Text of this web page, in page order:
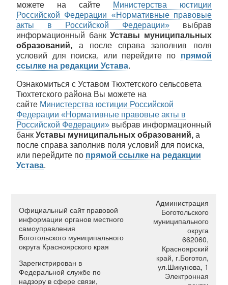
можете на сайте
Министерства юстиции
Российской Федерации «Нормативные правовые
акты в Российской Федерации»выбрав
информационный банкУставы муниципальных
образований, а после справа заполнив поля
условий для поиска, или перейдите по прямой
ссылке на редакции Устава.
Ознакомиться с Уставом Тюхтетского сельсовета
Тюхтетского района Вы можете на
сайте Министерства юстиции Российской
Федерации «Нормативные правовые акты в
Российской Федерации» выбрав информационный
банкУставы муниципальных образований,а
после справа заполнив поля условий для поиска,
или перейдите по прямой ссылке на редакции
Устава.
Официальный сайт правовой
информации органов местного
самоуправления
Боготольского муниципального
округа Красноярского края
Зарегистрирован в
Федеральной службе по
надзору в сфере связи,
Администрация
Боготольского
муниципального
округа
662060,
Красноярский
край, г.Боготол,
ул.Шикунова, 1
Электронная